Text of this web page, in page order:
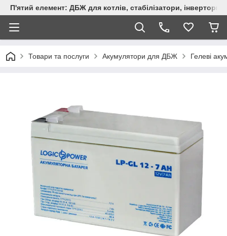
П'ятий елемент: ДБЖ для котлів, стабілізатори, інвертори,
Товари та послуги Акумулятори для ДБЖ Гелеві